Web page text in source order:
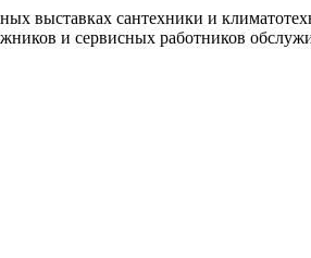
выставках сантехники и
и сервисных работников